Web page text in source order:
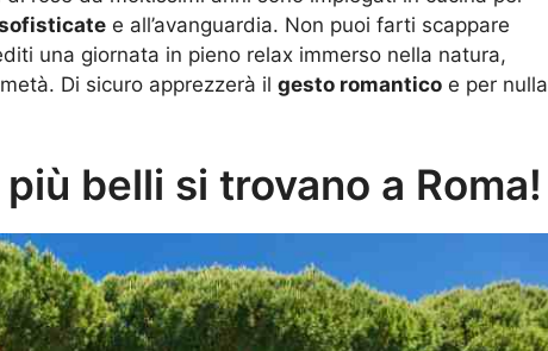
e all’avanguardia. Non puoi farti scappare
una giornata in pieno relax immerso nella natura,
Di sicuro apprezzerà il gesto romantico e per nulla
belli si trovano a Roma!